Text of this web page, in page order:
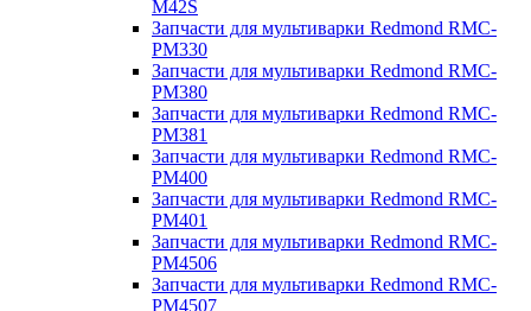
M42S
Запчасти для мультиварки Redmond RMC-
PM330
Запчасти для мультиварки Redmond RMC-
PM380
Запчасти для мультиварки Redmond RMC-
PM381
Запчасти для мультиварки Redmond RMC-
PM400
Запчасти для мультиварки Redmond RMC-
PM401
Запчасти для мультиварки Redmond RMC-
PM4506
Запчасти для мультиварки Redmond RMC-
PM4507